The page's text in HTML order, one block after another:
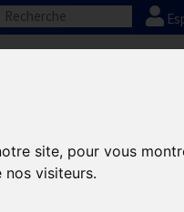
site, pour vous
visiteurs.